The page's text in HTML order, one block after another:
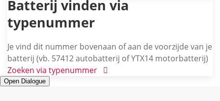
Batterij vinden via
typenummer
Je vind dit nummer bovenaan of aan de voorzijde van je
batterij (vb. 57412 autobatterij of YTX14 motorbatterij)
Zoeken via typenummer
Open Dialogue